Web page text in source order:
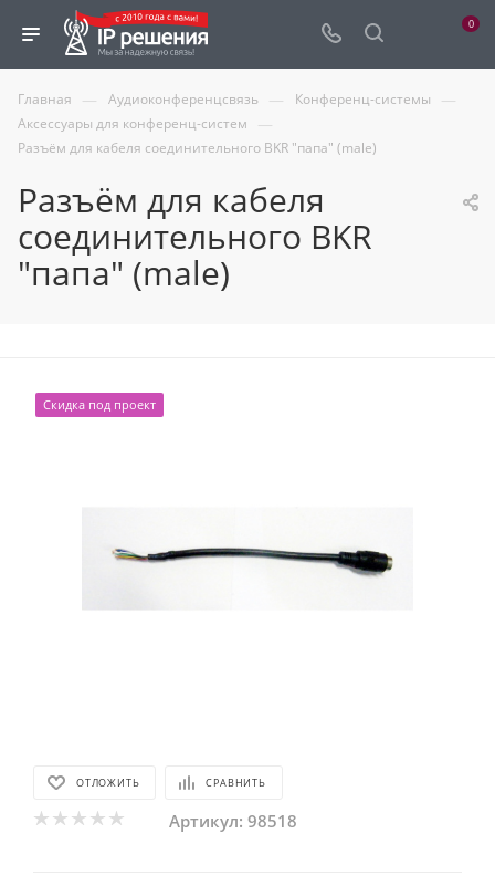
0
Главная — Аудиоконференцсвязь — Конференц-системы —
Аксессуары для конференц-систем —
Разъём для кабеля соединительного BKR "папа" (male)
Разъём для кабеля
соединительного BKR
"папа" (male)
Скидка под проект
ОТЛОЖИТЬ СРАВНИТЬ
Артикул: 98518